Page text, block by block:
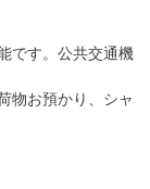
です。公共交通機
物お預かり、シャ